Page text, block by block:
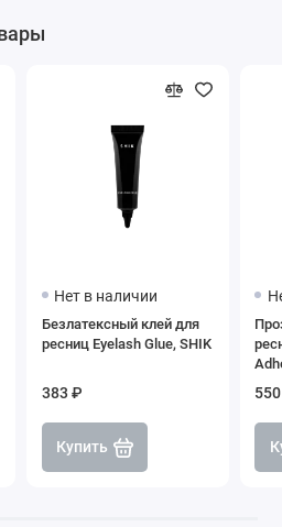
Нет в наличии
Безлатексный клей для
ресниц Eyelash Glue, SHIK
383 ₽
Купить